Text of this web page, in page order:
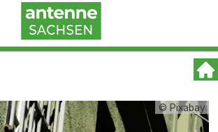
© Pixabay